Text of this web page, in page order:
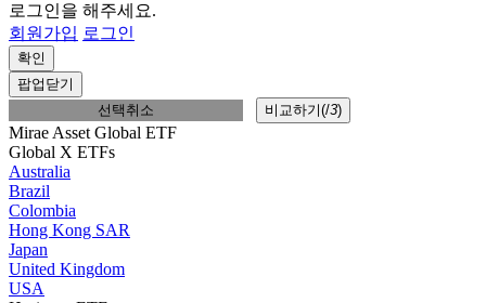
로그인을 해주세요.
회원가입 로그인
확인
팝업닫기
선택취소
비교하기(/3)
Mirae Asset Global ETF
Global X ETFs
Australia
Brazil
Colombia
Hong Kong SAR
Japan
United Kingdom
USA